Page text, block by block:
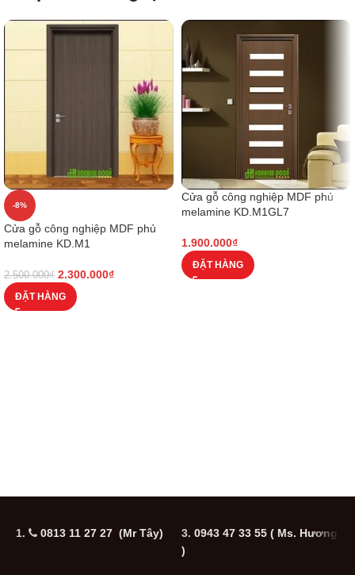
-8%
Cửa gỗ công nghiệp MDF phủ
melamine KD.M1
2.500.000₫ 2.300.000₫
ĐẶT HÀNG
Cửa gỗ công nghiệp MDF phủ
melamine KD.M1GL7
1.900.000₫
ĐẶT HÀNG
1. 0813 11 27 27 (Mr Tây) 3. 0943 47 33 55 ( Ms. Hương
)